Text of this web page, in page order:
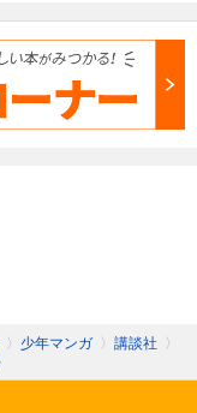
〉 少年マンガ 〉 講談社 〉